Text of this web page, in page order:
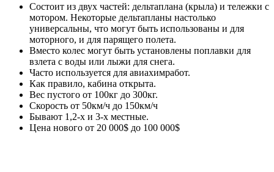
Состоит из двух частей: дельтаплана (крыла) и тележки с
мотором. Некоторые дельтапланы настолько
универсальны, что могут быть использованы и для
моторного, и для парящего полета.
Вместо колес могут быть установлены поплавки для
взлета с воды или лыжи для снега.
Часто используется для авиахимработ.
Как правило, кабина открыта.
Вес пустого от 100кг до 300кг.
Скорость от 50км/ч до 150км/ч
Бывают 1,2-х и 3-х местные.
Цена нового от 20 000$ до 100 000$